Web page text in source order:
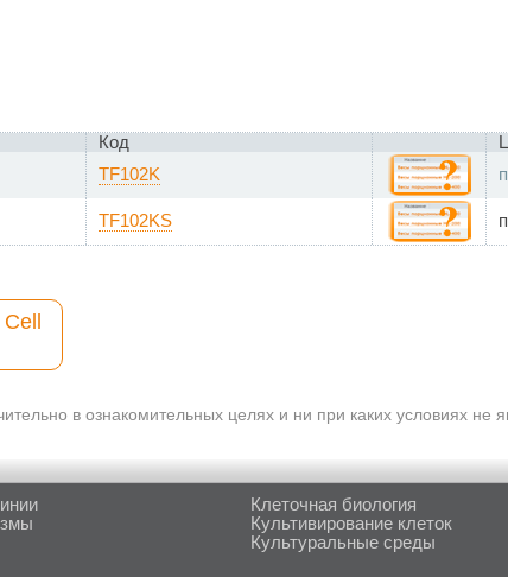
Код
TF102K
TF102KS
в ознакомительных целях и ни при каких условиях не
Клеточная биология
Культивирование клеток
Культуральные среды